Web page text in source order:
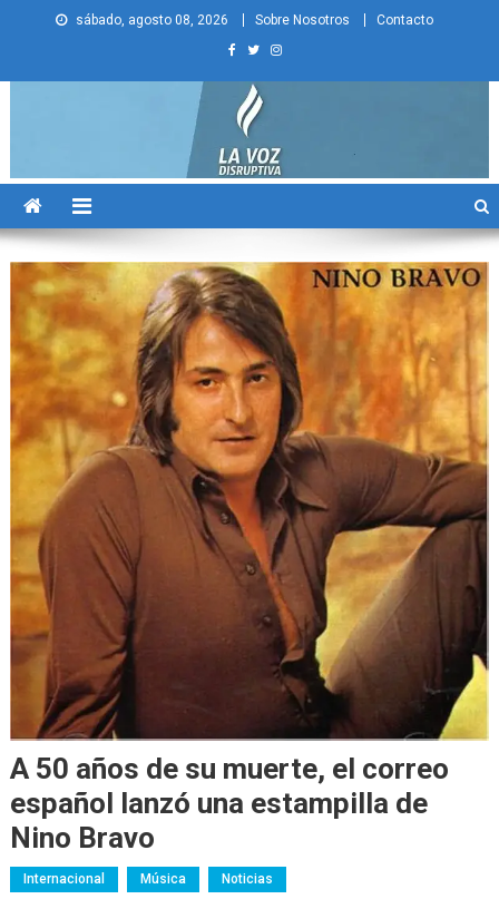
sábado, agosto 08, 2026 Sobre Nosotros Contacto
La Voz Disruptiva
A 50 años de su muerte, el correo
español lanzó una estampilla de
Nino Bravo
Internacional Música Noticias